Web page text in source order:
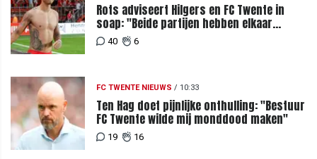
Rots adviseert Hilgers en FC Twente in
soap: "Beide partijen hebben elkaar
teleurgesteld"
40 6
FC TWENTE NIEUWS / 10:33
Ten Hag doet pijnlijke onthulling: "Bestuur
FC Twente wilde mij monddood maken"
19 16